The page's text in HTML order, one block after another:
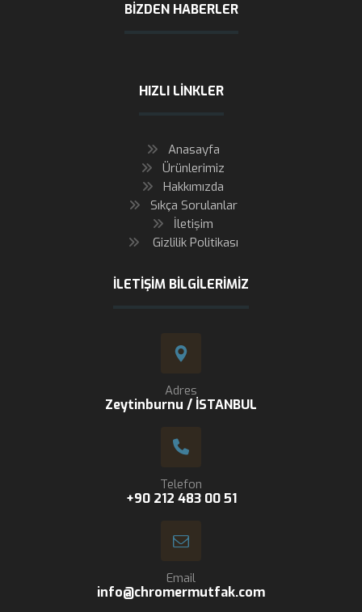
BIZDEN HABERLER
HIZLI LINKLER
Anasayfa
Ürünlerimiz
Hakkımızda
Sıkça Sorulanlar
İletişim
Gizlilik Politikası
İLETIŞIM BILGILERIMIZ
Adres
Zeytinburnu / İSTANBUL
Telefon
+90 212 483 00 51
Email
info@chromermutfak.com